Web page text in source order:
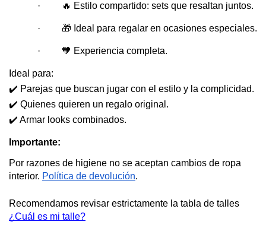
·         🔥 Estilo compartido: sets que resaltan juntos.
·         🎁 Ideal para regalar en ocasiones especiales.
·         🧡 Experiencia completa.
Ideal para:
✔️ Parejas que buscan jugar con el estilo y la complicidad.
✔️ Quienes quieren un regalo original.
✔️ Armar looks combinados.
Importante:
Por razones de higiene no se aceptan cambios de ropa
interior. Política de devolución.
¿Cuál es mi talle?